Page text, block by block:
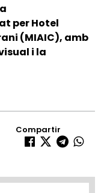
per Hotel
(MIAIC), amb
i la
Compartir